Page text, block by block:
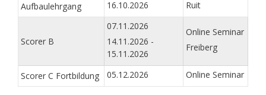
Aufbaulehrgang
16.10.2026
Ruit
Scorer B
07.11.2026
14.11.2026 -
15.11.2026
Online Seminar
Freiberg
Scorer C Fortbildung 05.12.2026 Online Seminar